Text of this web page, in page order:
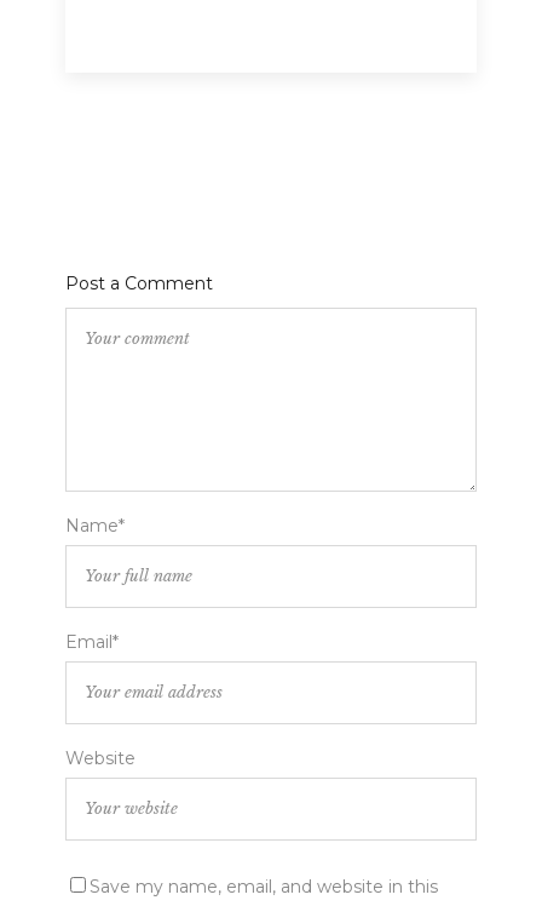
Post a Comment
Name*
Email*
Website
Save my name, email, and website in this